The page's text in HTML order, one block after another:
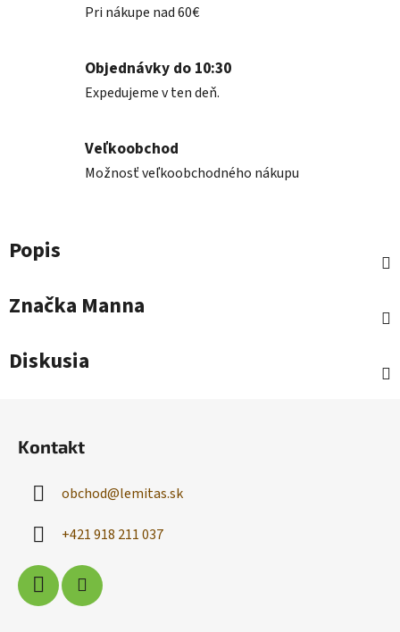
Pri nákupe nad 60€
Objednávky do 10:30
Expedujeme v ten deň.
Veľkoobchod
Možnosť veľkoobchodného nákupu
Popis
Značka Manna
Diskusia
Kontakt
obchod@lemitas.sk
+421 918 211 037